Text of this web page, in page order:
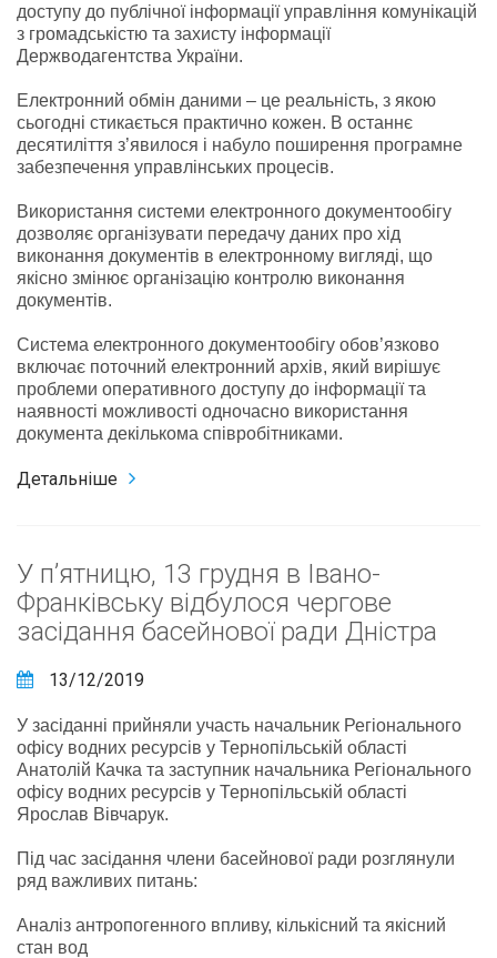
доступу до публічної інформації управління комунікацій
з громадськістю та захисту інформації
Держводагентства України.
Електронний обмін даними – це реальність, з якою
сьогодні стикається практично кожен. В останнє
десятиліття з’явилося і набуло поширення програмне
забезпечення управлінських процесів.
Використання системи електронного документообігу
дозволяє організувати передачу даних про хід
виконання документів в електронному вигляді, що
якісно змінює організацію контролю виконання
документів.
Система електронного документообігу обов’язково
включає поточний електронний архів, який вирішує
проблеми оперативного доступу до інформації та
наявності можливості одночасно використання
документа декількома співробітниками.
Детальніше
У п’ятницю, 13 грудня в Івано-
Франківську відбулося чергове
засідання басейнової ради Дністра
13/12/2019
У засіданні прийняли участь начальник Регіонального
офісу водних ресурсів у Тернопільській області
Анатолій Качка та заступник начальника Регіонального
офісу водних ресурсів у Тернопільській області
Ярослав Вівчарук.
Під час засідання члени басейнової ради розглянули
ряд важливих питань:
Аналіз антропогенного впливу, кількісний та якісний
стан вод